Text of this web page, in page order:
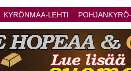
KYRÖNMAA-LEHTI